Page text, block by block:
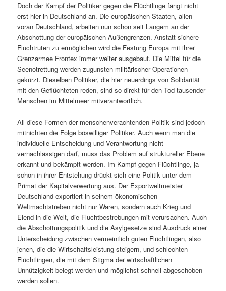
Doch der Kampf der Politiker gegen die Flüchtlinge fängt nicht
erst hier in Deutschland an. Die europäischen Staaten, allen
voran Deutschland, arbeiten nun schon seit Langem an der
Abschottung der europäischen Außengrenzen. Anstatt sichere
Fluchtruten zu ermöglichen wird die Festung Europa mit ihrer
Grenzarmee Frontex immer weiter ausgebaut. Die Mittel für die
Seenotrettung werden zugunsten militärischer Operationen
gekürzt. Dieselben Politiker, die hier neuerdings von Solidarität
mit den Geflüchteten reden, sind so direkt für den Tod tausender
Menschen im Mittelmeer mitverantwortlich.
All diese Formen der menschenverachtenden Politik sind jedoch
mitnichten die Folge böswilliger Politiker. Auch wenn man die
individuelle Entscheidung und Verantwortung nicht
vernachlässigen darf, muss das Problem auf struktureller Ebene
erkannt und bekämpft werden. Im Kampf gegen Flüchtlinge, ja
schon in ihrer Entstehung drückt sich eine Politik unter dem
Primat der Kapitalverwertung aus. Der Exportweltmeister
Deutschland exportiert in seinem ökonomischen
Weltmachtstreben nicht nur Waren, sondern auch Krieg und
Elend in die Welt, die Fluchtbestrebungen mit verursachen. Auch
die Abschottungspolitik und die Asylgesetze sind Ausdruck einer
Unterscheidung zwischen vermeintlich guten Flüchtlingen, also
jenen, die die Wirtschaftsleistung steigern, und schlechten
Flüchtlingen, die mit dem Stigma der wirtschaftlichen
Unnützigkeit belegt werden und möglichst schnell abgeschoben
werden sollen.